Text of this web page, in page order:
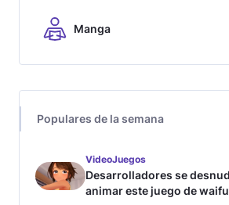
Manga
Populares de la semana
VideoJuegos
Desarrolladores se
animar este juego de